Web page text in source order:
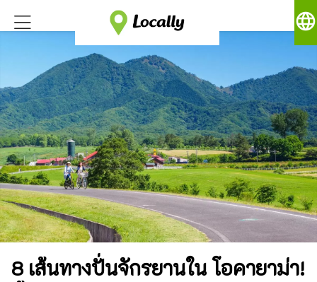
language
8 เส้นทางปั่นจักรยานใน โอคายาม่า!